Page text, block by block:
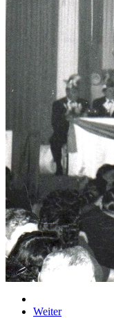
Weiter